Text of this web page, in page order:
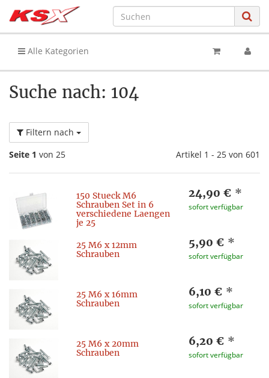
Alle Kategorien
Suche nach: 104
Filtern nach
Seite 1 von 25 Artikel 1 - 25 von 601
150 Stueck M6
Schrauben Set in 6
verschiedene Laengen
je 25
24,90 € *
sofort verfügbar
25 M6 x 12mm
Schrauben
5,90 € *
sofort verfügbar
25 M6 x 16mm
Schrauben
6,10 € *
sofort verfügbar
25 M6 x 20mm
Schrauben
6,20 € *
sofort verfügbar